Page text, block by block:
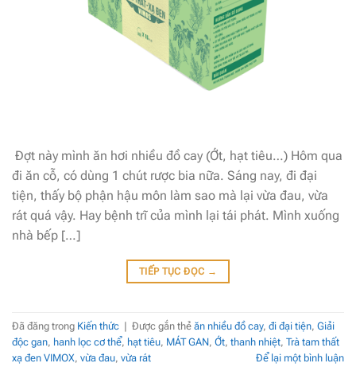
Đợt này mình ăn hơi nhiều đồ cay (Ớt, hạt tiêu…) Hôm qua
đi ăn cỗ, có dùng 1 chút rược bia nữa. Sáng nay, đi đại
tiện, thấy bộ phận hậu môn làm sao mà lại vừa đau, vừa
rát quá vậy. Hay bệnh trĩ của mình lại tái phát. Mình xuống
nhà bếp […]
TIẾP TỤC ĐỌC →
Đã đăng trong Kiến thức Được gắn thẻ ăn nhiều đồ cay, đi đại tiện, Giải
độc gan, hanh lọc cơ thể, hạt tiêu, MÁT GAN, Ớt, thanh nhiệt, Trà tam thất
xạ đen VIMOX, vừa đau, vừa rát Để lại một bình luận